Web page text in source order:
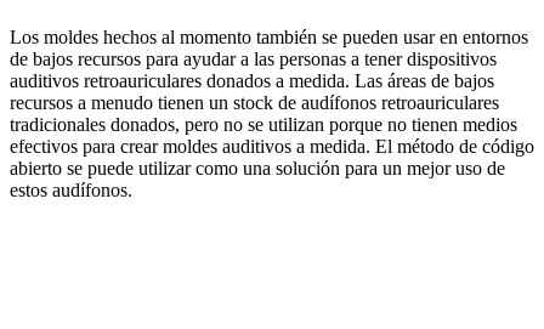
Los moldes hechos al momento también se pueden usar en entornos
de bajos recursos para ayudar a las personas a tener dispositivos
auditivos retroauriculares donados a medida. Las áreas de bajos
recursos a menudo tienen un stock de audífonos retroauriculares
tradicionales donados, pero no se utilizan porque no tienen medios
efectivos para crear moldes auditivos a medida. El método de código
abierto se puede utilizar como una solución para un mejor uso de
estos audífonos.